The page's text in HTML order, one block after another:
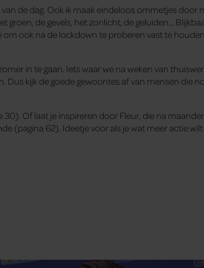
de dag. Ook ik maak eindeloos ommetjes door
groen, de gevels, het zonlicht, de geluiden…
om ook na de lockdown te proberen vast te houden
in te gaan. Iets waar we na weken van
Dus kijk de goede gewoontes af van mensen die
Of laat je inspireren door Fleur, die na
(pagina 62). Ideetje voor als je wat meer actie wilt